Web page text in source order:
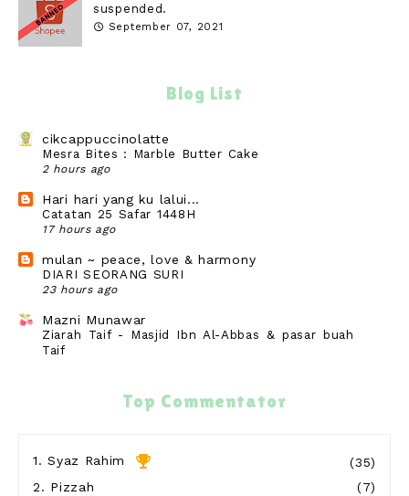
suspended.
September 07, 2021
Blog List
cikcappuccinolatte
Mesra Bites : Marble Butter Cake
2 hours ago
Hari hari yang ku lalui...
Catatan 25 Safar 1448H
17 hours ago
mulan ~ peace, love & harmony
DIARI SEORANG SURI
23 hours ago
Mazni Munawar
Ziarah Taif - Masjid Ibn Al-Abbas & pasar buah
Taif
wife to @ jalan rebung
Lepak Rumah Nenek Makan²
Top Commentator
1.Syaz Rahim
(35)
2. Pizzah
(7)